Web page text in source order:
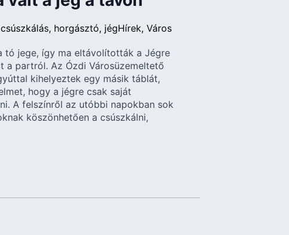
csúszkálás horgásztó jégHírek Város
tó jege, így ma eltávolították a Jégre
a partról. Az Ózdi Városüzemeltető
kihelyeztek egy másik táblát,
hogy a jégre csak saját
A felszínről az utóbbi napokban sok
köszönhetően a csúszkálni,